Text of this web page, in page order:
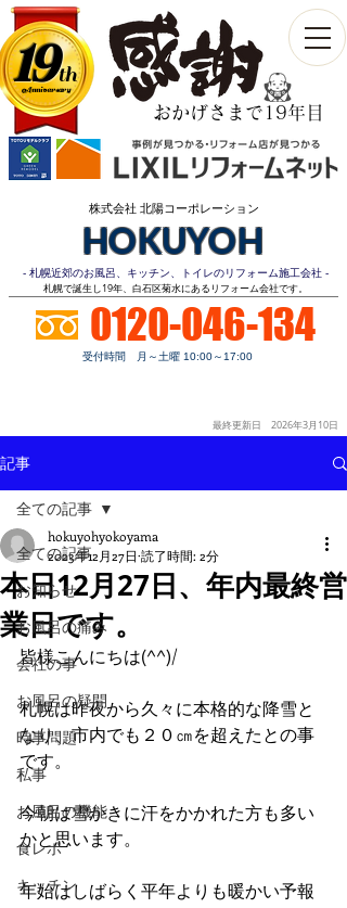
おかげさまで19年目
th
19
Anniversary​
株式会社 北陽コーポレーション
HOKUYOH
- 札幌近郊のお風呂、キッチン、トイレのリフォーム施工会社 -
​札幌で誕生し19年、白石区菊水にあるリフォーム会社です。
0120-046-134
受付時間 月～土曜 10:00～17:00
最終更新日 2026年3月10日
記事
全ての記事
お知らせ
お風呂の痛み
会社の事
お風呂の疑問
時事問題
私事
お風呂の機能
食レポ
キッチン
全ての記事
本日12月27日、年内最終営
業日です。
hokuyohyokoyama
2023年12月27日 読了時間: 2分
皆様こんにちは(^^)/
札幌は昨夜から久々に本格的な降雪と
なり、市内でも２０㎝を超えたとの事
です。
今朝は雪かきに汗をかかれた方も多い
かと思います。
年始はしばらく平年よりも暖かい予報